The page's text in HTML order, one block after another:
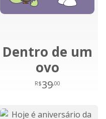
Dentro de um
ovo
R$39,00